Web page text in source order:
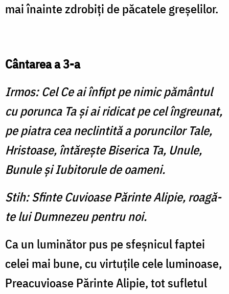
mai înainte zdrobiţi de păcatele greşelilor.
Cântarea a 3-a
Irmos: Cel Ce ai înfipt pe nimic pământul
cu porunca Ta şi ai ridicat pe cel îngreunat,
pe piatra cea neclintită a poruncilor Tale,
Hristoase, întăreşte Biserica Ta, Unule,
Bunule şi Iubitorule de oameni.
Stih: Sfinte Cuvioase Părinte Alipie, roagă-
te lui Dumnezeu pentru noi.
Ca un luminător pus pe sfeşnicul faptei
celei mai bune, cu virtuţile cele luminoase,
Preacuvioase Părinte Alipie, tot sufletul